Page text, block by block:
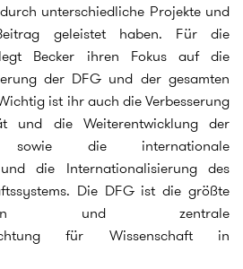
unterschiedliche Projekte und
geleistet haben. Für die
Becker ihren Fokus auf die
der DFG und der gesamten
ist ihr auch die Verbesserung
und die Weiterentwicklung der
sowie die internationale
die Internationalisierung des
Die DFG ist die größte
und zentrale
für Wissenschaft in